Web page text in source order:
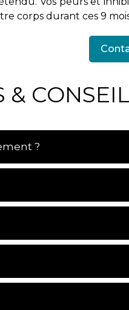
corps durant ces 9
&
?